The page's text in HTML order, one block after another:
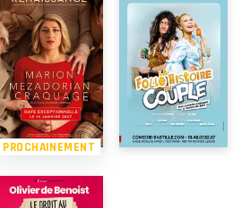
PROCHAINEMENT